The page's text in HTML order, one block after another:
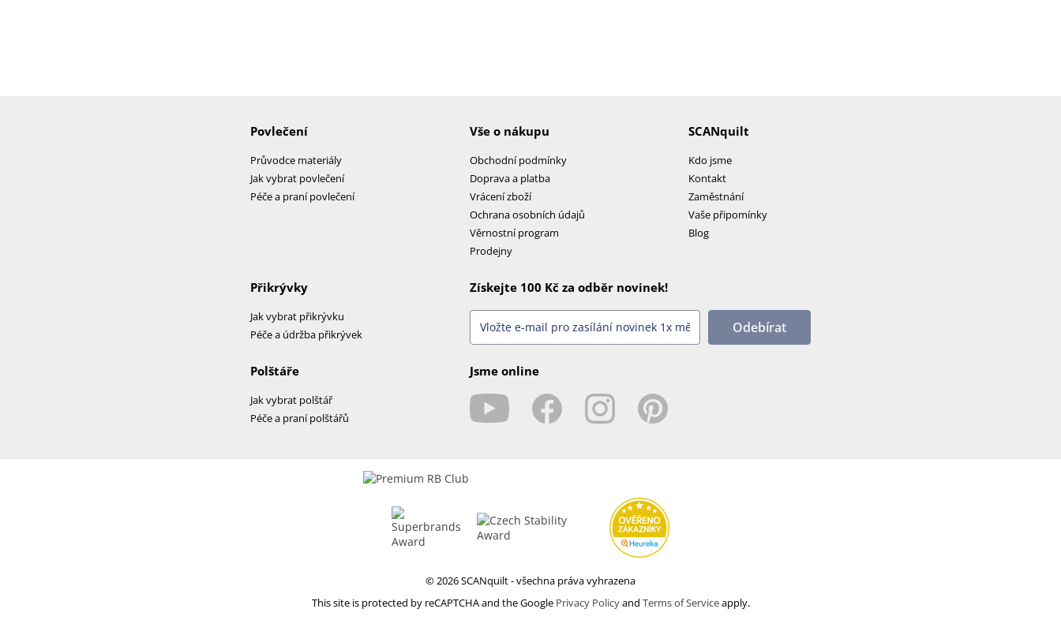
Povlečení
Průvodce materiály
Jak vybrat povlečení
Péče a praní povlečení
Vše o nákupu
Obchodní podmínky
Doprava a platba
Vrácení zboží
Ochrana osobních údajů
Věrnostní program
Prodejny
SCANquilt
Kdo jsme
Kontakt
Zaměstnání
Vaše připomínky
Blog
Přikrývky
Jak vybrat přikrývku
Péče a údržba přikrývek
Polštáře
Jak vybrat polštář
Péče a praní polštářů
Získejte 100 Kč za odběr novinek!
Odebírat
Jsme online
© 2026 SCANquilt - všechna práva vyhrazena
This site is protected by reCAPTCHA and the Google Privacy Policyand Terms of Serviceapply.